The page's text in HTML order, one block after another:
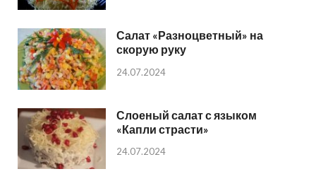
Салат «Разноцветный» на
скорую руку
24.07.2024
Слоеный салат с языком
«Капли страсти»
24.07.2024